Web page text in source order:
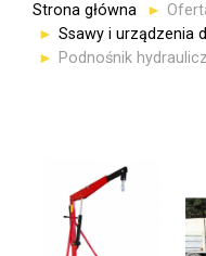
Strona główna
Ssawy i urządzenia
Podnośnik